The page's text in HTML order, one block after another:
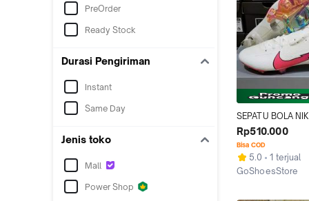
PreOrder
Ready Stock
Durasi Pengiriman
Instant
Same Day
Jenis toko
Mall
Power Shop
SEPATU BOLA
MERCURIAL
FLASH CRIMSON
Rp510.000
Bisa COD
5.0
1 terjual
GoShoesStore